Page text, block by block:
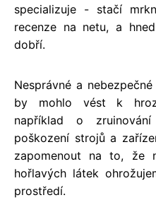
specializuje - stačí
recenze na netu, a
dobří.
Nesprávné a
by mohlo vést k
například o
poškození strojů a
zapomenout na to, že
hořlavých látek
prostředí.